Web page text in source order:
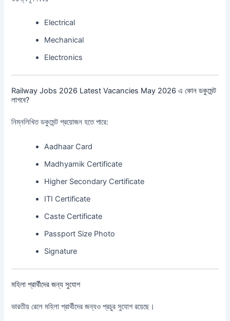
Electrical
Mechanical
Electronics
Railway Jobs 2026 Latest Vacancies May 2026 এ কোন ডকুমেন্ট
লাগবে?
নিম্নলিখিত ডকুমেন্ট প্রয়োজন হতে পারে:
Aadhaar Card
Madhyamik Certificate
Higher Secondary Certificate
ITI Certificate
Caste Certificate
Passport Size Photo
Signature
মহিলা প্রার্থীদের জন্য সুযোগ
ভারতীয় রেলে মহিলা প্রার্থীদের জন্যও প্রচুর সুযোগ রয়েছে।